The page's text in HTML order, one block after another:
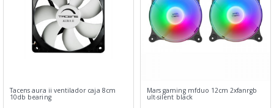
Tacens aura ii ventilador caja 8cm
10db bearing
Mars gaming mfduo 12cm 2xfanrgb
ult-silent black